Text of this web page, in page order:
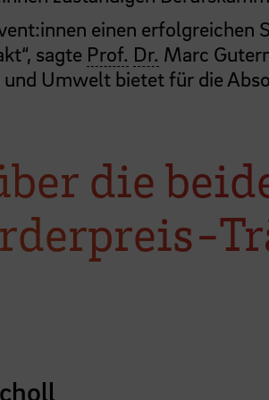
einen erfolgreichen
sagte Prof. Dr. Marc
Umwelt bietet für die
die